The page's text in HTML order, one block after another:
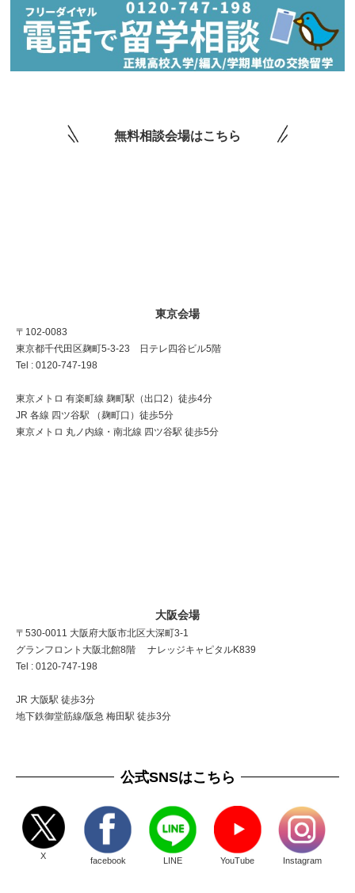
無料相談会場はこちら
東京会場
〒102-0083
東京都千代田区麹町5-3-23 日テレ四谷ビル5階
Tel : 0120-747-198
東京メトロ 有楽町線 麹町駅（出口2）徒歩4分
JR 各線 四ツ谷駅 （麹町口）徒歩5分
東京メトロ 丸ノ内線・南北線 四ツ谷駅 徒歩5分
大阪会場
〒530-0011 大阪府大阪市北区大深町3-1
グランフロント大阪北館8階 ナレッジキャピタルK839
Tel : 0120-747-198
JR 大阪駅 徒歩3分
地下鉄御堂筋線/阪急 梅田駅 徒歩3分
公式SNSはこちら
X facebook LINE YouTube Instagram